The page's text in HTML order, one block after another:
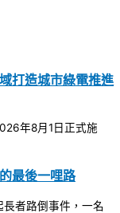
打造城市綠電推進
年8月1日正式施
最後一哩路
長者路倒事件，一名